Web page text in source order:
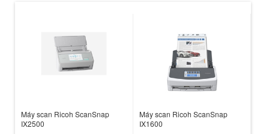
Máy scan Ricoh ScanSnap
IX2500
Máy scan Ricoh ScanSnap
IX1600